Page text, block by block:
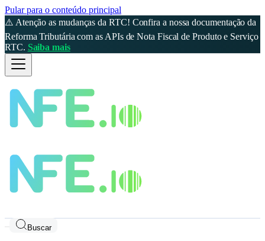
Pular para o conteúdo principal
⚠️ Atenção as mudanças da RTC! Confira a nossa documentação da
Reforma Tributária com as APIs de Nota Fiscal de Produto e Serviço
RTC. Saiba mais
Buscar